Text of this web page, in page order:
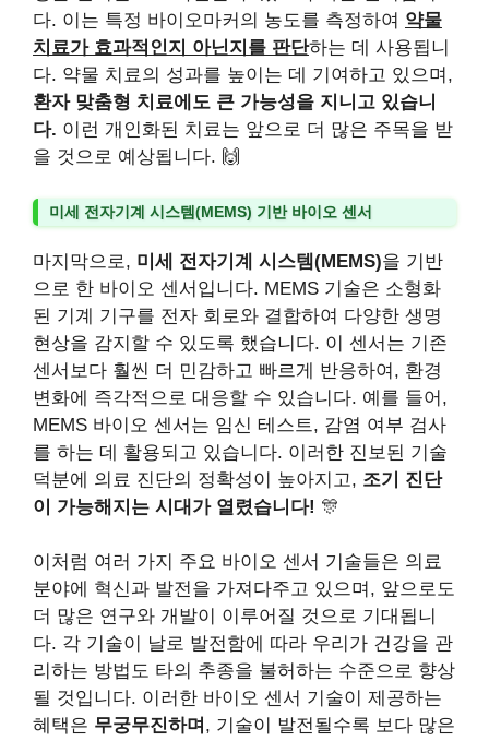
다. 이는 특정 바이오마커의 농도를 측정하여 약물
치료가 효과적인지 아닌지를 판단하는 데 사용됩니
다. 약물 치료의 성과를 높이는 데 기여하고 있으며,
환자 맞춤형 치료에도 큰 가능성을 지니고 있습니
다. 이런 개인화된 치료는 앞으로 더 많은 주목을 받
을 것으로 예상됩니다. 🙌
미세 전자기계 시스템(MEMS) 기반 바이오 센서
마지막으로, 미세 전자기계 시스템(MEMS)을 기반
으로 한 바이오 센서입니다. MEMS 기술은 소형화
된 기계 기구를 전자 회로와 결합하여 다양한 생명
현상을 감지할 수 있도록 했습니다. 이 센서는 기존
센서보다 훨씬 더 민감하고 빠르게 반응하여, 환경
변화에 즉각적으로 대응할 수 있습니다. 예를 들어,
MEMS 바이오 센서는 임신 테스트, 감염 여부 검사
를 하는 데 활용되고 있습니다. 이러한 진보된 기술
덕분에 의료 진단의 정확성이 높아지고, 조기 진단
이 가능해지는 시대가 열렸습니다! 🎊
이처럼 여러 가지 주요 바이오 센서 기술들은 의료
분야에 혁신과 발전을 가져다주고 있으며, 앞으로도
더 많은 연구와 개발이 이루어질 것으로 기대됩니
다. 각 기술이 날로 발전함에 따라 우리가 건강을 관
리하는 방법도 타의 추종을 불허하는 수준으로 향상
될 것입니다. 이러한 바이오 센서 기술이 제공하는
혜택은 무궁무진하며 , 기술이 발전될수록 보다 많은